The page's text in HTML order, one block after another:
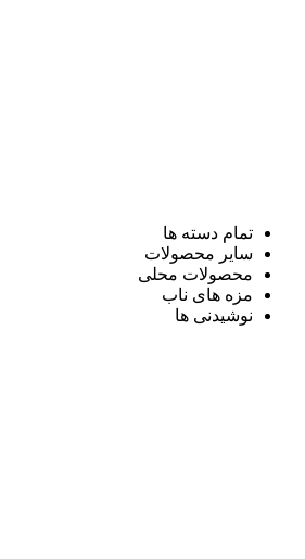
تمام دسته ها
سایر محصولات
محصولات محلی
مزه های ناب
نوشیدنی ها